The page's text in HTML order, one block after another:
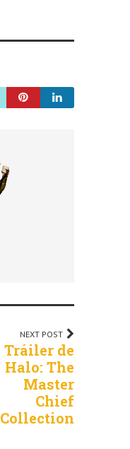
NEXT POST
Tráiler de
Halo: The
Master
Chief
Collection